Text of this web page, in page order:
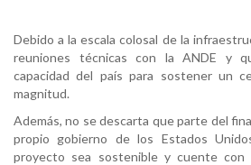
Debido a la escala colosal de la
reuniones técnicas con la ANDE y
capacidad del país para sostener un
magnitud.
Además, no se descarta que parte del
propio gobierno de los Estados
proyecto sea sostenible y cuente con